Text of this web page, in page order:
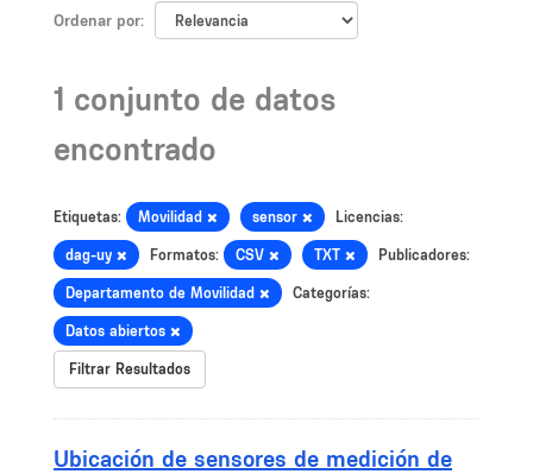
Ordenar por
1 conjunto de datos
encontrado
Etiquetas: Movilidad sensor Licencias:
dag-uy Formatos: CSV TXT Publicadores:
Departamento de Movilidad Categorías:
Datos abiertos
Filtrar Resultados
Ubicación de sensores de medición de